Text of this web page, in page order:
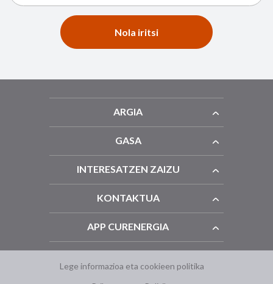
Nola iritsi
ARGIA
GASA
INTERESATZEN ZAIZU
KONTAKTUA
APP CURENERGIA
Lege informazioa eta cookieen politika